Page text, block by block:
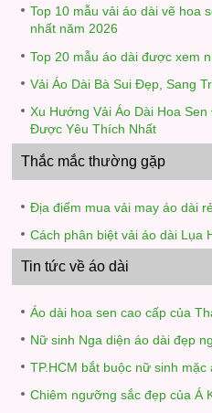
Top 10 mẫu vải áo dài vẽ hoa
nhất năm 2026
Top 20 mẫu áo dài được xem
Vải Áo Dài Bà Sui Đẹp, Sang
Xu Hướng Vải Áo Dài Hoa
Được Yêu Thích Nhất
Thắc mắc thường gặp
Địa điểm mua vải may áo dài
Cách phân biệt vải áo dài Lụa
Tin tức về áo dài
Áo dài hoa sen cao cấp của
Nữ sinh Nga diện áo dài đẹp
TP.HCM bắt buộc nữ sinh
Chiêm ngưỡng sắc đẹp của Á